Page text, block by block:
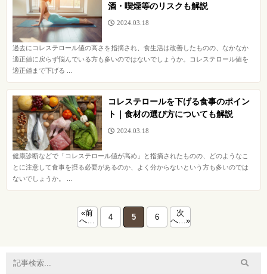
酒・喫煙等のリスクも解説
2024.03.18
過去にコレステロール値の高さを指摘され、食生活は改善したものの、なかなか
適正値に戻らず悩んでいる方も多いのではないでしょうか。コレステロール値を
適正値まで下げる ...
コレステロールを下げる食事のポイン
ト｜食材の選び方についても解説
2024.03.18
健康診断などで「コレステロール値が高め」と指摘されたものの、どのようなこ
とに注意して食事を摂る必要があるのか、よく分からないという方も多いのでは
ないでしょうか。 ...
«前
へ…
4 5 6
次
へ…»